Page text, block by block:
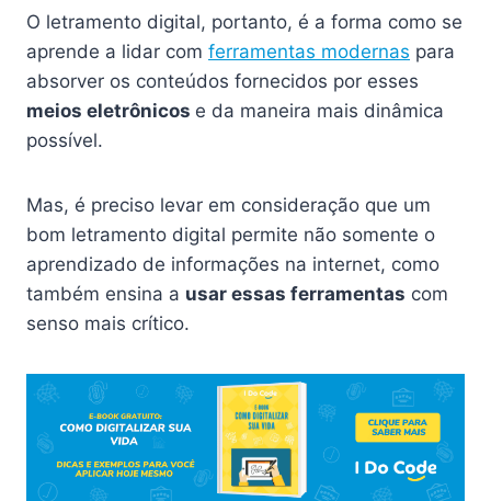
O letramento digital, portanto, é a forma como se
aprende a lidar com ferramentas modernas para
absorver os conteúdos fornecidos por esses
meios eletrônicos e da maneira mais dinâmica
possível.
Mas, é preciso levar em consideração que um
bom letramento digital permite não somente o
aprendizado de informações na internet, como
também ensina a usar essas ferramentas com
senso mais crítico.